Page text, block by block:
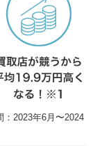
2023年6月〜2024